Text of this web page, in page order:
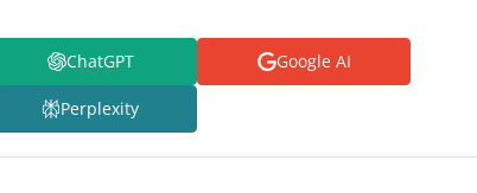
ChatGPT Google AI
Perplexity